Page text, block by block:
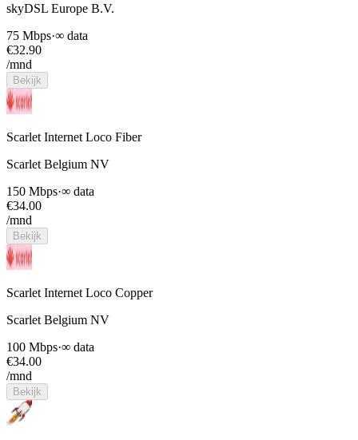
skyDSL Europe B.V.
75 Mbps·∞ data
€32.90
/mnd
Bekijk
Scarlet Internet Loco Fiber
Scarlet Belgium NV
150 Mbps·∞ data
€34.00
/mnd
Bekijk
Scarlet Internet Loco Copper
Scarlet Belgium NV
100 Mbps·∞ data
€34.00
/mnd
Bekijk